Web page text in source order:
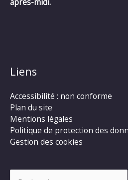
Liens
Accessibilité : non conforme
Plan du site
Mentions légales
Politique de protection des
Gestion des cookies